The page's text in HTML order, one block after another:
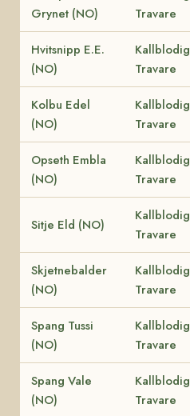
Grynet (NO)
Travare
Hvitsnipp E.E.
(NO)
Kallblodig
Travare
Kolbu Edel
(NO)
Kallblodig
Travare
Opseth Embla
(NO)
Kallblodig
Travare
Sitje Eld (NO)
Kallblodig
Travare
Skjetnebalder
(NO)
Kallblodig
Travare
Spang Tussi
(NO)
Kallblodig
Travare
Spang Vale
(NO)
Kallblodig
Travare